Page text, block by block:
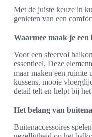
Met de juiste keuze in
genieten van een
Waarmee maak je
Voor een sfeervol
essentieel. Deze
maar maken een ruimte
kussens, mooie
detail telt en helpt bij
Het belang van
Buitenaccessoires